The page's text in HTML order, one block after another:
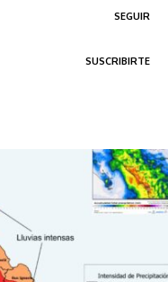
SEGUIR
SUSCRIBIRTE